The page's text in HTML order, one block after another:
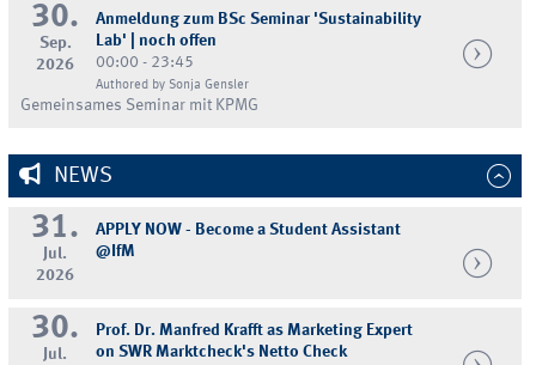
30.
Sep.
2026
Anmeldung zum BSc Seminar 'Sustainability
Lab' | noch offen
00:00 - 23:45
Authored by Sonja Gensler
Gemeinsames Seminar mit KPMG
NEWS
31.
Jul.
2026
APPLY NOW - Become a Student Assistant
@IfM
30.
Jul.
Prof. Dr. Manfred Krafft as Marketing Expert
on SWR Marktcheck's Netto Check